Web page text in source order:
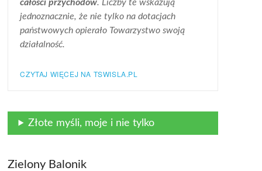
całości przychodów. Liczby te wskazują
jednoznacznie, że nie tylko na dotacjach
państwowych opierało Towarzystwo swoją
działalność.
CZYTAJ WIĘCEJ NA TSWISLA.PL
Złote myśli, moje i nie tylko
Zielony Balonik